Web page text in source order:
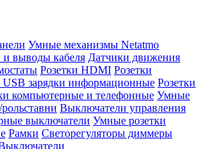
Умные механизмы Netatmo
и выводы кабеля Датчики движения
Розетки HDMI Розетки
USB зарядки информационные Розетки
компьютерные и телефонные Умные
Выключатели управления
выключатели Умные розетки
Рамки Светорегуляторы диммеры